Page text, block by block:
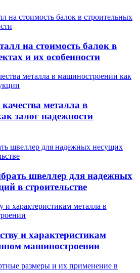
на стоимость балок в
и их особенности
металла в
залог надежности
швеллер для надежных
в строительстве
и характеристикам
машиностроении